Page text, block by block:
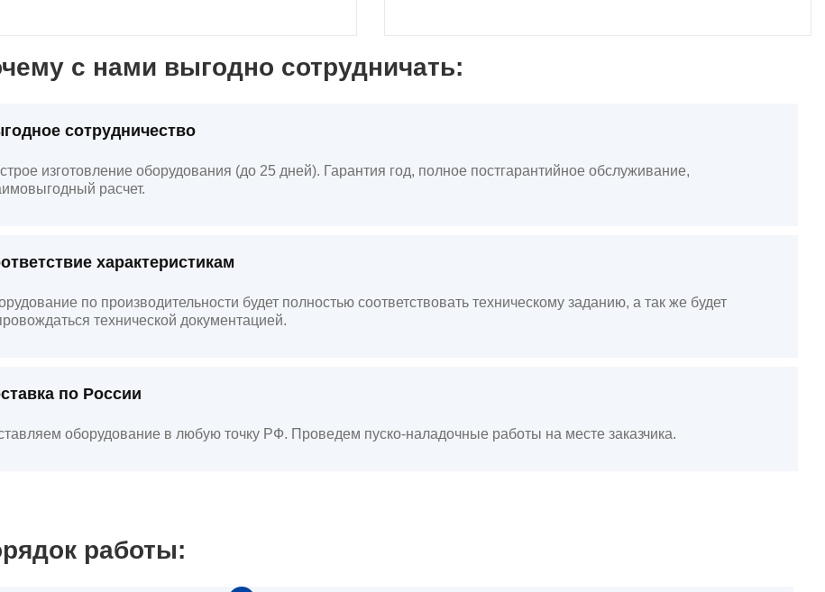
с нами выгодно сотрудничать:
сотрудничество
изготовление оборудования (до 25 дней). Гарантия год, полное постгарантийное обслуживание,
расчет.
характеристикам
по производительности будет полностью соответствовать техническому заданию, а так же будет
технической документацией.
по России
оборудование в любую точку РФ. Проведем пуско-наладочные работы на месте заказчика.
работы: